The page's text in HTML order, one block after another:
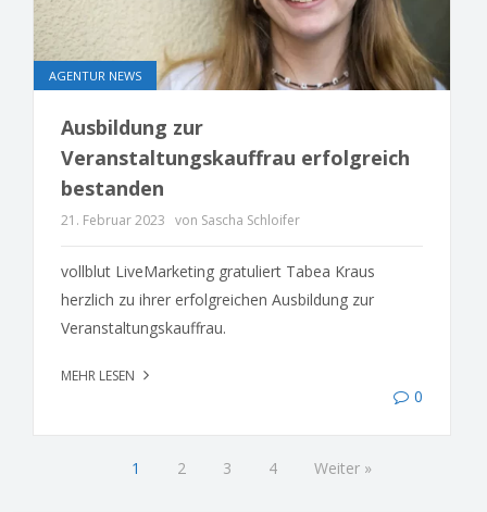
AGENTUR NEWS
Ausbildung zur
Veranstaltungskauffrau erfolgreich
bestanden
21. Februar 2023 von Sascha Schloifer
vollblut LiveMarketing gratuliert Tabea Kraus
herzlich zu ihrer erfolgreichen Ausbildung zur
Veranstaltungskauffrau.
MEHR LESEN
0
1 2 3 4 Weiter »